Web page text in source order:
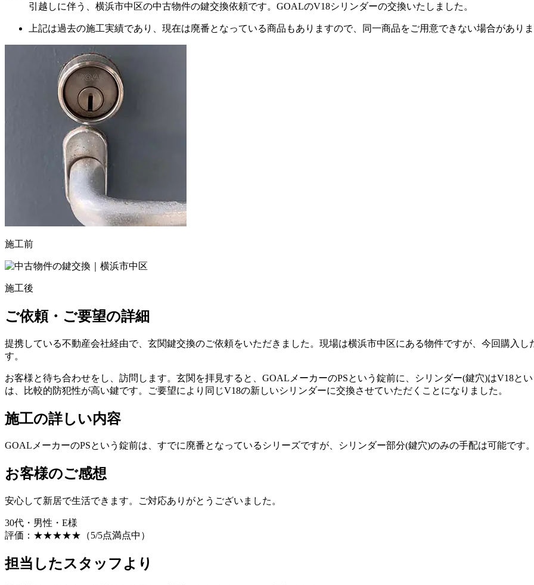
引越しに伴う、横浜市中区の中古物件の鍵交換依頼です。GOALのV18シリンダーの交換いたしました。
上記は過去の施工実績であり、現在は廃番となっている商品もありますので、同一商品をご用意できない場合があり
施工前
施工後
ご依頼・ご要望の詳細
提携している不動産会社経由で、玄関鍵交換のご依頼をいただきました。現場は横浜市中区にある物件ですが、今回購入
す。
お客様と待ち合わせをし、訪問します。玄関を拝見すると、GOALメーカーのPSという錠前に、シリンダー(鍵穴)はV18と
は、比較的防犯性が高い鍵です。ご要望により同じV18の新しいシリンダーに交換させていただくことになりました。
施工の詳しい内容
GOALメーカーのPSという錠前は、すでに廃番となっているシリーズですが、シリンダー部分(鍵穴)のみの手配は可能です
お客様のご感想
安心して新居で生活できます。ご対応ありがとうございました。
30代・男性・E様
評価： ★★★★★ （5/5点満点中）
担当したスタッフより